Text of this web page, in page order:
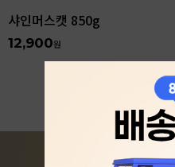
샤인머스캣 850g
12,900원